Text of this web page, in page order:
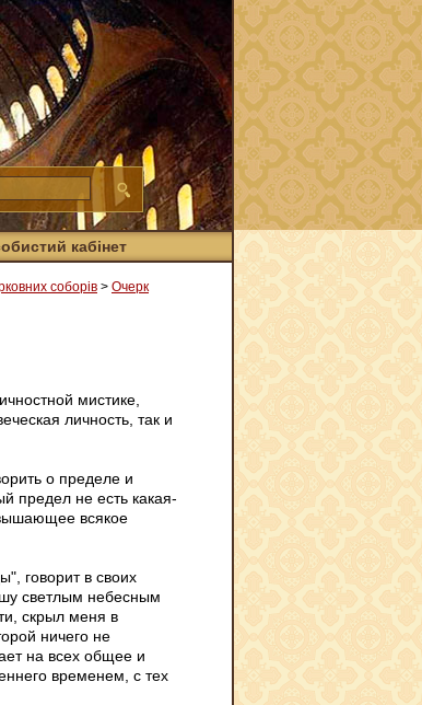
кабінет
соборів > Очерк
мистике,
личность, так и
о пределе и
предел не есть какая-
всякое
говорит в своих
светлым небесным
скрыл меня в
ничего не
на всех общее и
временем, с тех